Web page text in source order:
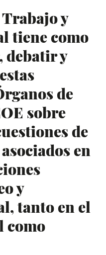
y
tiene como
debatir y
de
sobre
de
en
y
tanto en el
como